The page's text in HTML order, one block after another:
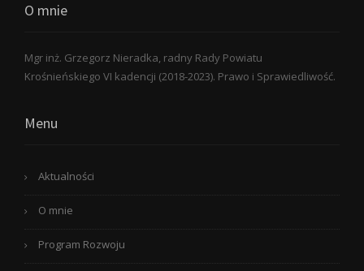
O mnie
Mgr inż. Grzegorz Nieradka, radny Rady Powiatu
Krośnieńskiego VI kadencji (2018-2023). Prawo i Sprawiedliwość.
Menu
Aktualności
O mnie
Program Rozwoju